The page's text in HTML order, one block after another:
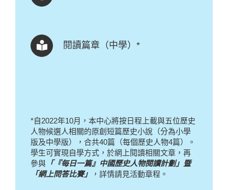
閱讀篇章（中學）*
*自2022年10月，本中心將按日程上載與五位歷史
人物候選人相關的原創短篇歷史小說（分為小學
版及中學版），合共40篇（每個歷史人物4篇）。
學生可實現自學方式，於網上閱讀相關文章，再
參與 「『每日一篇』中國歷史人物閱讀計劃」暨
「網上問答比賽」
，詳情請見活動章程。